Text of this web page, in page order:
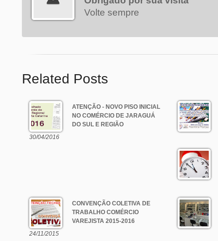
Volte sempre
Related Posts
ATENÇÃO - NOVO PISO INICIAL
NO COMÉRCIO DE JARAGUÁ
DO SUL E REGIÃO
30/04/2016
CONVENÇÃO COLETIVA DE
TRABALHO COMÉRCIO
VAREJISTA 2015-2016
24/11/2015